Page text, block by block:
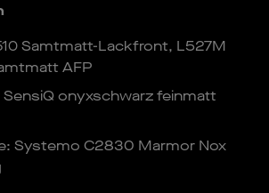
Samtmatt-Lackfront, L527M
AFP
SensiQ onyxschwarz feinmatt
Systemo C2830 Marmor Nox